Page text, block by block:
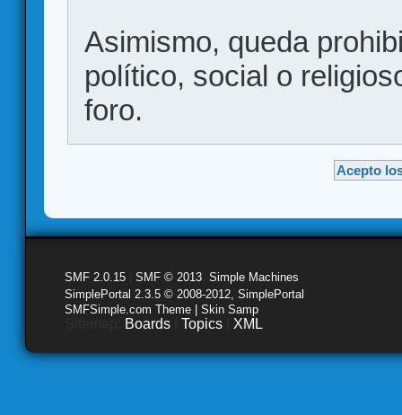
Asimismo, queda
político, social o
foro.
SMF 2.0.15 SMF © 2013 Simple Machines
SimplePortal 2.3.5 © 2008-2012, SimplePortal
SMFSimple.com Theme | Skin Samp
Boards Topics XML